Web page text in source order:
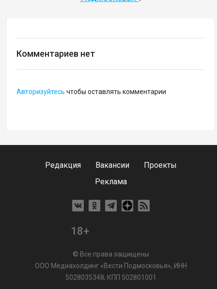
Комментариев нет
Авторизуйтесь чтобы оставлять комментарии
Редакция Вакансии
Проекты
Реклама
18+
© Все права защищены
ООО Медиахолдинг «Вести Подмосковья», ИНН
5028035348; КПП 502801001